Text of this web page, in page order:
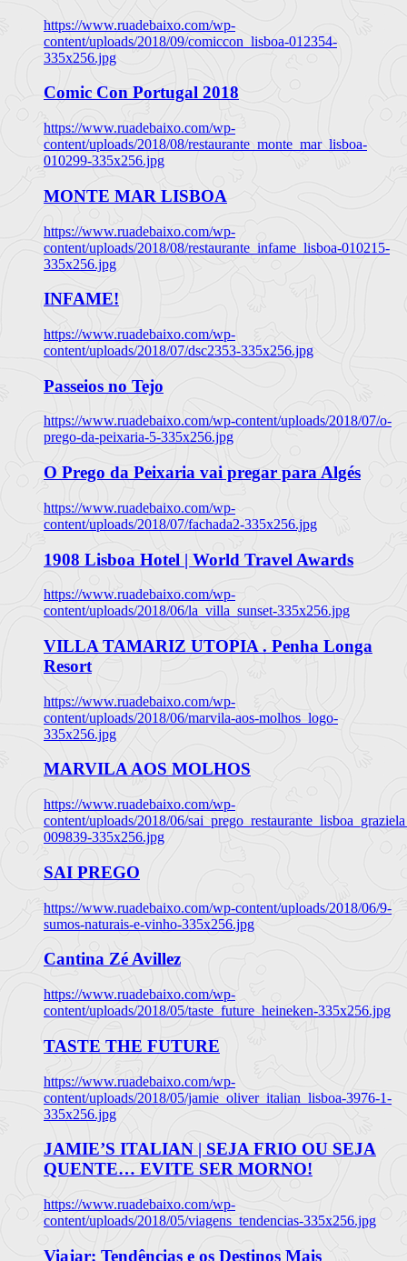
https://www.ruadebaixo.com/wp-
content/uploads/2018/09/comiccon_lisboa-012354-
335x256.jpg
Comic Con Portugal 2018
https://www.ruadebaixo.com/wp-
content/uploads/2018/08/restaurante_monte_mar_lisboa-
010299-335x256.jpg
MONTE MAR LISBOA
https://www.ruadebaixo.com/wp-
content/uploads/2018/08/restaurante_infame_lisboa-010215-
335x256.jpg
INFAME!
https://www.ruadebaixo.com/wp-
content/uploads/2018/07/dsc2353-335x256.jpg
Passeios no Tejo
https://www.ruadebaixo.com/wp-content/uploads/2018/07/o-
prego-da-peixaria-5-335x256.jpg
O Prego da Peixaria vai pregar para Algés
https://www.ruadebaixo.com/wp-
content/uploads/2018/07/fachada2-335x256.jpg
1908 Lisboa Hotel | World Travel Awards
https://www.ruadebaixo.com/wp-
content/uploads/2018/06/la_villa_sunset-335x256.jpg
VILLA TAMARIZ UTOPIA . Penha Longa
Resort
https://www.ruadebaixo.com/wp-
content/uploads/2018/06/marvila-aos-molhos_logo-
335x256.jpg
MARVILA AOS MOLHOS
https://www.ruadebaixo.com/wp-
content/uploads/2018/06/
009839-335x256.jpg
SAI PREGO
https://www.ruadebaixo.com/wp-content/uploads/2018/06/9-
sumos-naturais-e-vinho-335x256.jpg
Cantina Zé Avillez
https://www.ruadebaixo.com/wp-
content/uploads/2018/05/taste_future_heineken-335x256.jpg
TASTE THE FUTURE
https://www.ruadebaixo.com/wp-
content/uploads/2018/05/jamie_oliver_italian_lisboa-3976-1-
335x256.jpg
JAMIE’S ITALIAN | SEJA FRIO OU SEJA
QUENTE… EVITE SER MORNO!
https://www.ruadebaixo.com/wp-
content/uploads/2018/05/viagens_tendencias-335x256.jpg
Viajar: Tendências e os Destinos Mais